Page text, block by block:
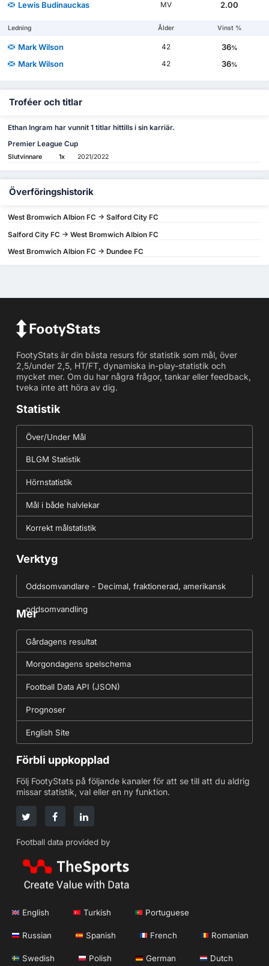
Lewis Budinauckas
MV 2.00
Ledning Ålder Vinst %
Mark Wilson 42 36%
Mark Wilson 42 36%
Troféer och titlar
Ethan Ingram har vunnit 1 titlar hittills i sin karriär.
Premier League Cup
Slutvinnare 1x 2021/2022
Överföringshistorik
West Bromwich Albion FC -> Salford City FC
Salford City FC -> West Bromwich Albion FC
West Bromwich Albion FC -> Dundee FC
FootyStats är din bästa resurs för statistik som mål, över
2,5/under 2,5, HT/FT, dynamiska in-play-statistik och
mycket mer. Om du har några frågor, tankar eller feedback,
tveka inte att höra av dig.
Statistik
Över/Under Mål
BLGM Statistik
Hörnstatistik
Mål i både halvlekar
Korrekt målstatistik
Verktyg
Oddsomvandlare - Decimal, fraktionerad, amerikansk
oddsomvandling
Mer
Gårdagens resultat
Morgondagens spelschema
Football Data API (JSON)
Prognoser
English Site
Förbli uppkopplad
Följ FootyStats på följande kanaler för att se till att du aldrig
missar statistik, val eller en ny funktion.
Football data provided by
English Turkish Portuguese
Russian Spanish French Romanian
Swedish Polish German Dutch